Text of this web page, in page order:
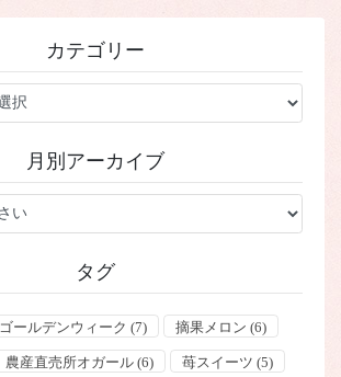
カテゴリー
月別アーカイブ
タグ
ゴールデンウィーク (7) 摘果メロン (6)
農産直売所オガール(6) 苺スイーツ (5)